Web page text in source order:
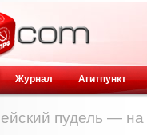
Журнал Агитпункт
пудель — на